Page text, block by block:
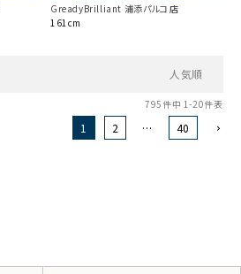
GreadyBrilliant 浦添パルコ店
161cm
人気順
795 件中 1-20件表示
1 2 … 40